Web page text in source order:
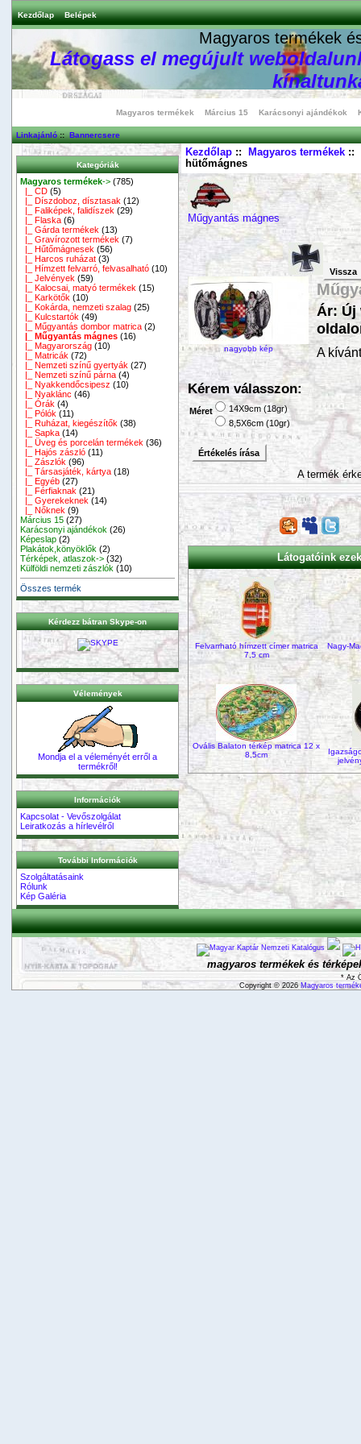
Kezdőlap Belépek
Magyaros termékek
Látogass el megújult
Magyaros termékek Március 15 Karácsonyi ajándékok
Linkajánló::Bannercsere
Kategóriák
Magyaros termékek-> (785)
|_ CD (5)
|_ Díszdoboz, dísztasak (12)
|_ Faliképek, falidíszek (29)
|_ Flaska (6)
|_ Gárda termékek (13)
|_ Gravírozott termékek (7)
|_ Hűtőmágnesek (56)
|_ Harcos ruházat (3)
|_ Hímzett felvarró, felvasalható (10)
|_ Jelvények (59)
|_ Kalocsai, matyó termékek (15)
|_ Karkötők (10)
|_ Kokárda, nemzeti szalag (25)
|_ Kulcstartók (49)
|_ Műgyantás dombor matrica (2)
|_ Műgyantás mágnes (16)
|_ Magyarország (10)
|_ Matricák (72)
|_ Nemzeti színű gyertyák (27)
|_ Nemzeti színű párna (4)
|_ Nyakkendőcsipesz (10)
|_ Nyaklánc (46)
|_ Órák (4)
|_ Pólók (11)
|_ Ruházat, kiegészítők (38)
|_ Sapka (14)
|_ Üveg és porcelán termékek (36)
|_ Hajós zászló (11)
|_ Zászlók (96)
|_ Társasjáték, kártya (18)
|_ Egyéb (27)
|_ Férfiaknak (21)
|_ Gyerekeknek (14)
|_ Nőknek (9)
Március 15 (27)
Karácsonyi ajándékok (26)
Képeslap (2)
Plakátok,könyöklők (2)
Térképek, atlaszok-> (32)
Külföldi nemzeti zászlók (10)
Összes termék
Kérdezz bátran Skype-on
Vélemények
Mondja el a véleményét erről a
termékről!
Információk
Kapcsolat - Vevőszolgálat
Leiratkozás a hírlevélről
További Információk
Szolgáltatásaink
Rólunk
Kép Galéria
Kezdőlap:: Magyaros termékek::
hütőmágnes
Műgyantás mágnes
Vissza
nagyobb kép
Ár: Új
A
Kérem válasszon:
Méret
14X9cm (18gr)
8,5X6cm (10gr)
Értékelés írása
A termék
Látogatóink
Felvarrható hímzett címer matrica
7,5 cm
Nagy-
Ovális Balaton térkép matrica 12 x
8,5cm
magyaros termékek és
* Az
Copyright © 2026 Magyaros